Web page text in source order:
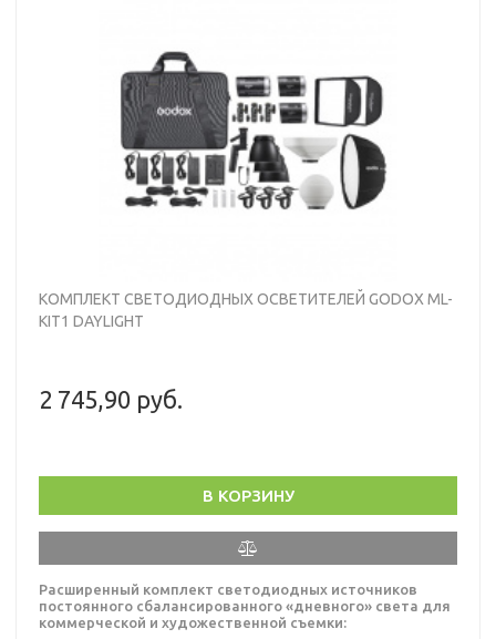
КОМПЛЕКТ СВЕТОДИОДНЫХ ОСВЕТИТЕЛЕЙ GODOX ML-
KIT1 DAYLIGHT
2 745,90 руб.
В КОРЗИНУ
Расширенный комплект светодиодных источников
постоянного сбалансированного «дневного» света для
коммерческой и художественной съемки: